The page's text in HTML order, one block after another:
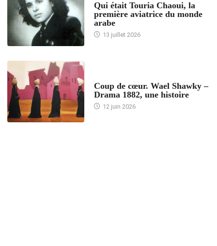
Qui était Touria Chaoui, la
première aviatrice du monde
arabe
13 juillet 2026
Coup de cœur. Wael Shawky –
Drama 1882, une histoire
12 juin 2026